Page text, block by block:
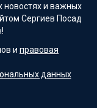
новостях и важных
Сергиев Посад
и правовая
данных